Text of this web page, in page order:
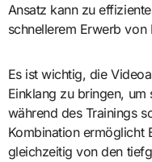
Ansatz kann zu
schnellerem Erwerb von
Es ist wichtig, die
Einklang zu bringen, um
während des Trainings
Kombination ermöglicht
gleichzeitig von den